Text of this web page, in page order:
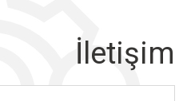
İletişim